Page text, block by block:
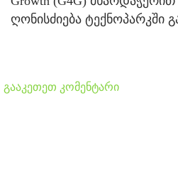
ღონისძიება ტექნოპარკში
გააკეთეთ კომენტარი